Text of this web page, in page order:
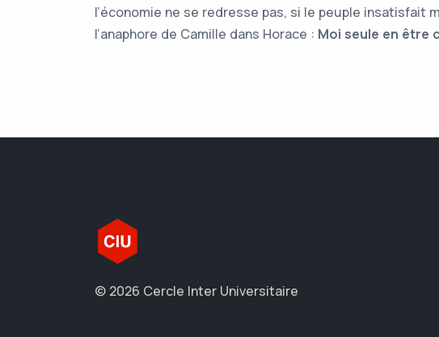
l’économie ne se redresse pas, si le peuple insatisfait
l’anaphore de Camille dans Horace : Moi seule en être
© 2026 Cercle Inter Universitaire